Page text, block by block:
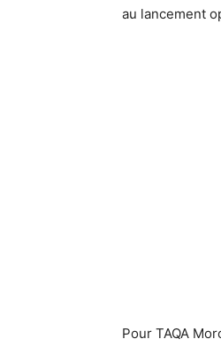
au lancement
Pour TAQA